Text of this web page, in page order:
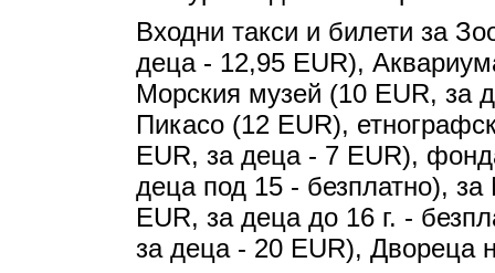
Входни такси и билети за
деца - 12,95 EUR),
Морския музей (10 EUR, за
Пикасо (12 EUR),
EUR, за деца - 7 EUR),
деца под 15 - безплатно), за
EUR, за деца до 16 г. -
за деца - 20 EUR), Двореца